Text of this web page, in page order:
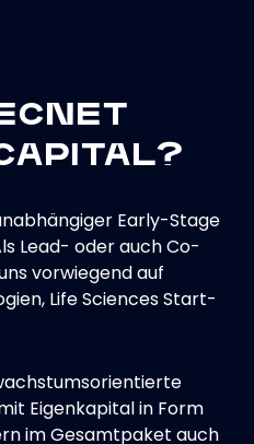
Early-Stage
Lead- oder auch Co-
vorwiegend auf
Life Sciences Start-
Eigenkapital in Form
im Gesamtpaket auch